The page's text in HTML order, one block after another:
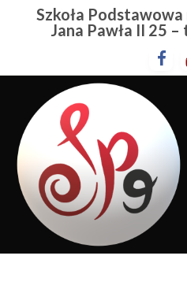
PrzejdźSzkoła Podstawowa
Jana Pawła II 25